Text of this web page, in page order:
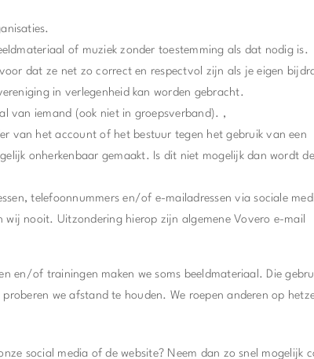
of muziek zonder toestemming als dat nodig is.
dat ze net zo correct en respectvol zijn als je eigen
in verlegenheid kan worden gebracht.
van iemand (ook niet in groepsverband). ,
van het account of het bestuur tegen het gebruik van een
onherkenbaar gemaakt. Is dit niet mogelijk dan wordt
telefoonnummers en/of e-mailadressen via sociale
wij nooit. Uitzondering hierop zijn algemene Vovero e-mail
en/of trainingen maken we soms beeldmateriaal. Die
we afstand te houden. We roepen anderen op
social media of de website? Neem dan zo snel mogelijk